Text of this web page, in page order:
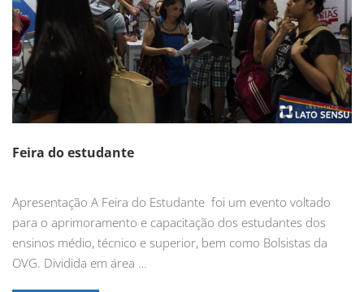
Feira do estudante
Apresentação A Feira do Estudante foi um evento voltado
para o aprimoramento e capacitação dos estudantes dos
ensinos médio, técnico e superior, bem como Bolsistas da
OVG. Dividida em área …